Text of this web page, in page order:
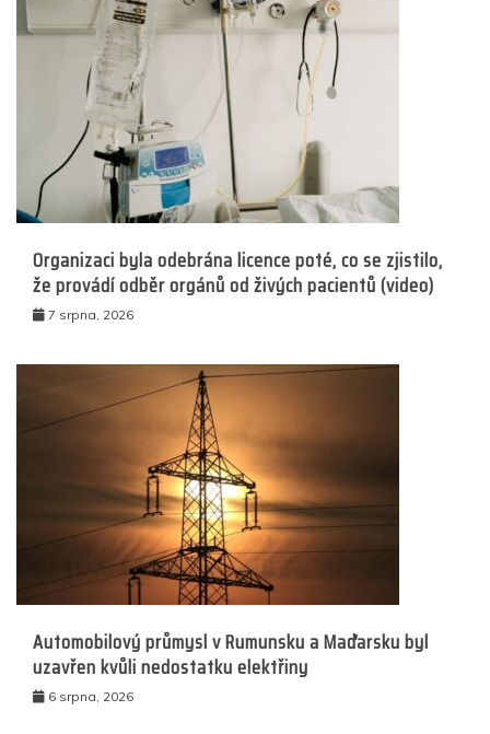
Organizaci byla odebrána licence poté, co se zjistilo,
že provádí odběr orgánů od živých pacientů (video)
7 srpna, 2026
Automobilový průmysl v Rumunsku a Maďarsku byl
uzavřen kvůli nedostatku elektřiny
6 srpna, 2026